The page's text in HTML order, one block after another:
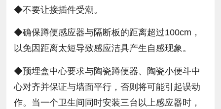
◆不要让接插件受潮。
◆确保蹲便感应器与隔断板的距离超过100cm，
以免因距离太短导致感应洁具产生自感现象。
◆预埋盒中心要求与陶瓷蹲便器、陶瓷小便斗中
心对齐并保证与墙面平行，否则将可能引起误动
作。当一个卫生间同时安装三台以上感应器时，